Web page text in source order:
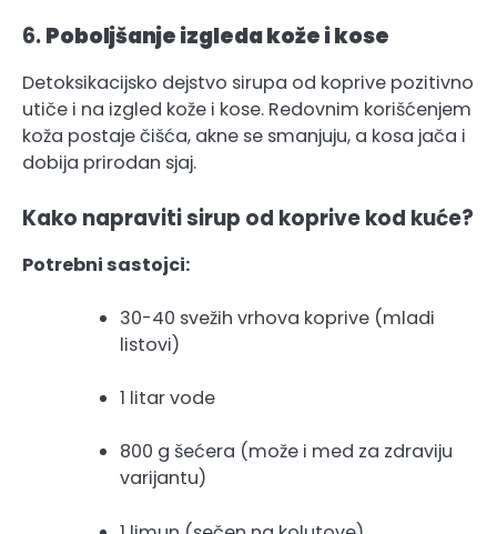
6.Poboljšanje izgleda kože i kose
Detoksikacijsko dejstvo sirupa od koprive pozitivno
utiče i na izgled kože i kose. Redovnim korišćenjem
koža postaje čišća, akne se smanjuju, a kosa jača i
dobija prirodan sjaj.
Kako napraviti sirup od koprive kod kuće?
Potrebni sastojci:
30-40 svežih vrhova koprive (mladi
listovi)
1 litar vode
800 g šećera (može i med za zdraviju
varijantu)